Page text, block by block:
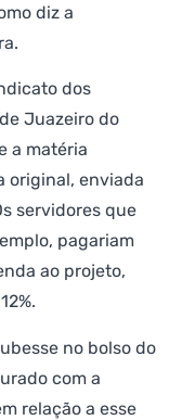
diz a
dos
Juazeiro do
a matéria
original, enviada
servidores que
pagariam
ao projeto,
no bolso do
com a
relação a esse